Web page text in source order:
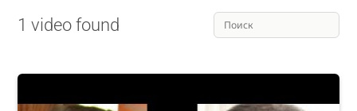
1 video found